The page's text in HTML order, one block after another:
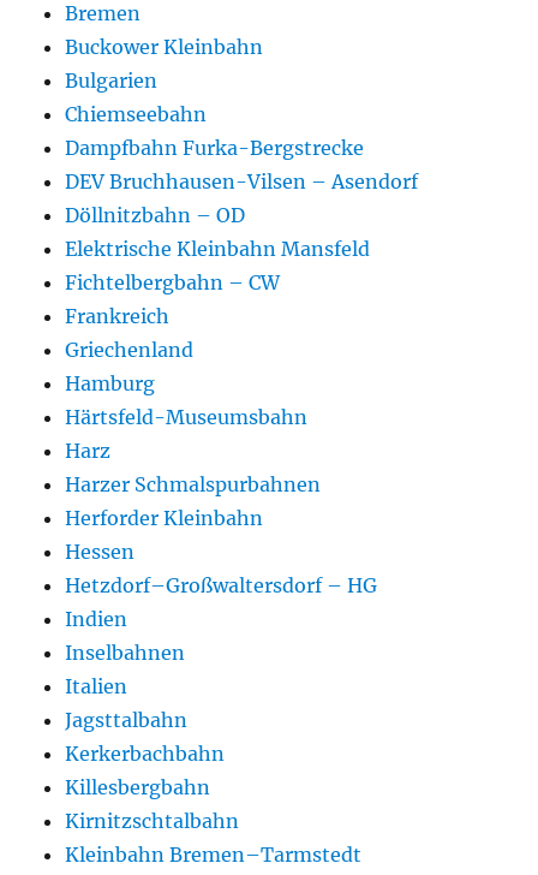
Bremen
Buckower Kleinbahn
Bulgarien
Chiemseebahn
Dampfbahn Furka-Bergstrecke
DEV Bruchhausen-Vilsen – Asendorf
Döllnitzbahn – OD
Elektrische Kleinbahn Mansfeld
Fichtelbergbahn – CW
Frankreich
Griechenland
Hamburg
Härtsfeld-Museumsbahn
Harz
Harzer Schmalspurbahnen
Herforder Kleinbahn
Hessen
Hetzdorf–Großwaltersdorf – HG
Indien
Inselbahnen
Italien
Jagsttalbahn
Kerkerbachbahn
Killesbergbahn
Kirnitzschtalbahn
Kleinbahn Bremen–Tarmstedt